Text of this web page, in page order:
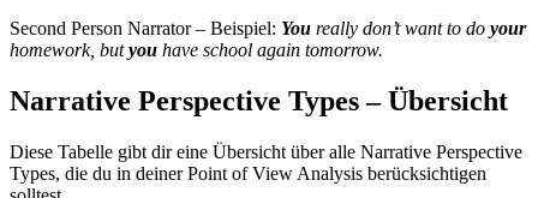
Second Person Narrator – Beispiel: You really don’t want to do your
homework, butyou have school again tomorrow.
Narrative Perspective Types – Übersicht
Diese Tabelle gibt dir eine Übersicht über alle Narrative Perspective
Types, die du in deiner Point of View Analysis berücksichtigen